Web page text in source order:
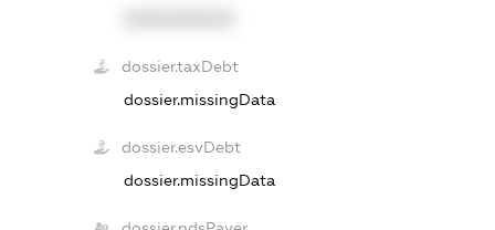
dossier.taxDebt
dossier.missingData
dossier.esvDebt
dossier.missingData